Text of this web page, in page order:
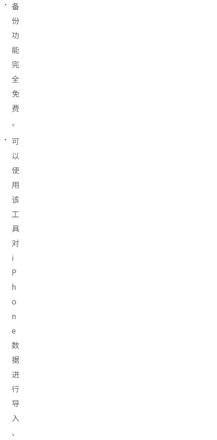
备
份
功
能
完
全
免
费
。
可
以
使
用
该
工
具
对
i
P
h
o
n
e
数
据
进
行
导
入
、